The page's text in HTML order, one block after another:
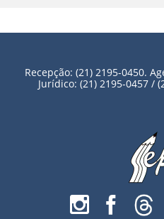
Recepção: (21) 2195-0450.
Jurídico: (21) 2195-0457 /